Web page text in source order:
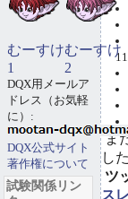
ま
し
ツ
ス
むーすけ
1
むーすけ
2
DQX用メールア
ドレス（お気軽
に）:
DQX公式サイト
著作権について
試験関係リン